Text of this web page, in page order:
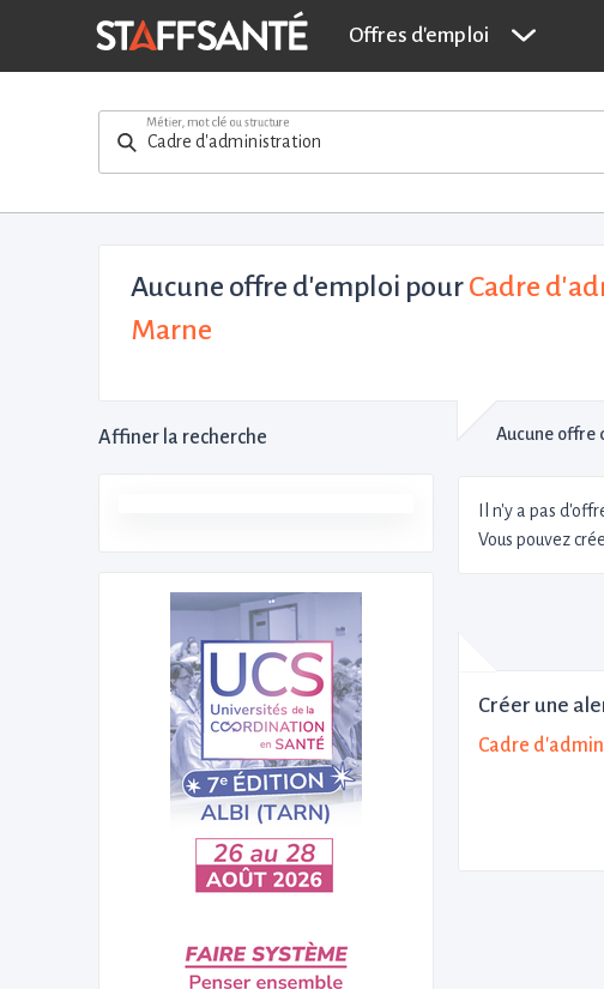
Offres d'emploi
Métier, mot clé ou structure
Aucune offre d'emploi pourCadre
Marne
Affiner la recherche Aucune offre
Il n'y a pas
Vous pouvez
Créer une
Cadre